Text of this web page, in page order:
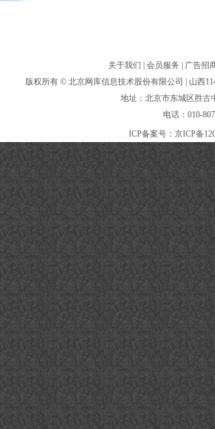
关于我们 会员服务
广告招
版权所有 © 北京网库信息技术股份有限公司
| 山西
地址：北京市东城区胜
电话：010-
ICP备案号： 京ICP备